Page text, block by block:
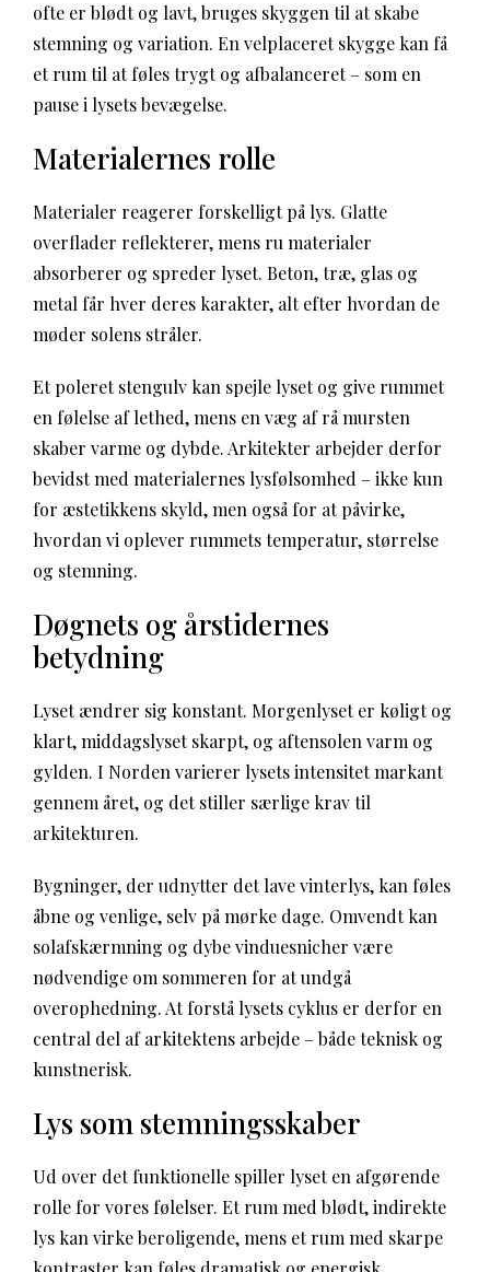
ofte er blødt og lavt, bruges skyggen til at skabe
stemning og variation. En velplaceret skygge kan få
et rum til at føles trygt og afbalanceret – som en
pause i lysets bevægelse.
Materialernes rolle
Materialer reagerer forskelligt på lys. Glatte
overflader reflekterer, mens ru materialer
absorberer og spreder lyset. Beton, træ, glas og
metal får hver deres karakter, alt efter hvordan de
møder solens stråler.
Et poleret stengulv kan spejle lyset og give rummet
en følelse af lethed, mens en væg af rå mursten
skaber varme og dybde. Arkitekter arbejder derfor
bevidst med materialernes lysfølsomhed – ikke kun
for æstetikkens skyld, men også for at påvirke,
hvordan vi oplever rummets temperatur, størrelse
og stemning.
Døgnets og årstidernes
betydning
Lyset ændrer sig konstant. Morgenlyset er køligt og
klart, middagslyset skarpt, og aftensolen varm og
gylden. I Norden varierer lysets intensitet markant
gennem året, og det stiller særlige krav til
arkitekturen.
Bygninger, der udnytter det lave vinterlys, kan føles
åbne og venlige, selv på mørke dage. Omvendt kan
solafskærmning og dybe vinduesnicher være
nødvendige om sommeren for at undgå
overophedning. At forstå lysets cyklus er derfor en
central del af arkitektens arbejde – både teknisk og
kunstnerisk.
Lys som stemningsskaber
Ud over det funktionelle spiller lyset en afgørende
rolle for vores følelser. Et rum med blødt, indirekte
lys kan virke beroligende, mens et rum med skarpe